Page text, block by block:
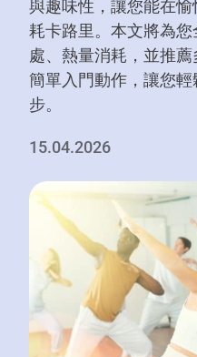
與趣味性，讓您能在
耗卡路里。本文將為
處、熱量消耗，並推
簡單入門動作，讓您
步。
15.04.2026